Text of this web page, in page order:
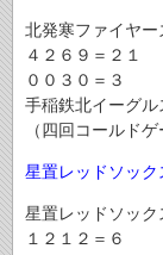
北発寒ファイヤー
４２６９＝２１
００３０＝３
手稲鉄北イーグル
（四回コールドゲ
星置レッドソッ
星置レッドソック
１２１２＝６